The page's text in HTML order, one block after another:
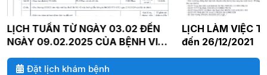
LỊCH TUẦN TỪ NGÀY 03.02 ĐẾN
NGÀY 09.02.2025 CỦA BỆNH VIỆN
LỊCH LÀM VIỆC
đến 26/12/2021
Đặt lịch khám bệnh